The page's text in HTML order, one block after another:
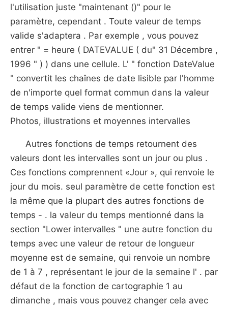
l'utilisation juste "maintenant ()" pour le
paramètre, cependant . Toute valeur de temps
valide s'adaptera . Par exemple , vous pouvez
entrer " = heure ( DATEVALUE ( du" 31 Décembre ,
1996 " ) ) dans une cellule. L' " fonction DateValue
" convertit les chaînes de date lisible par l'homme
de n'importe quel format commun dans la valeur
de temps valide viens de mentionner.
Photos, illustrations et moyennes intervalles
Autres fonctions de temps retournent des
valeurs dont les intervalles sont un jour ou plus .
Ces fonctions comprennent «Jour », qui renvoie le
jour du mois. seul paramètre de cette fonction est
la même que la plupart des autres fonctions de
temps - . la valeur du temps mentionné dans la
section "Lower intervalles " une autre fonction du
temps avec une valeur de retour de longueur
moyenne est de semaine, qui renvoie un nombre
de 1 à 7 , représentant le jour de la semaine l' . par
défaut de la fonction de cartographie 1 au
dimanche , mais vous pouvez changer cela avec